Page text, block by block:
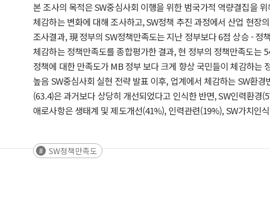
본 조사의 목적은 SW중심사회 이행을 위한 범국가적 역량결집을
체감하는 변화에 대해 조사하고, SW정책 추진 과정에서 산업 현장
조사결과, 現 정부의 SW정책만족도는 지난 정부보다 6점 상승 -
체감하는 정책만족도를 종합평가한 결과, 현 정부의 정책만족도
정책에 대한 만족도가 MB 정부 보다 크게 향상 국민들이 체감하는
높음 SW중심사회 실현 전략 발표 이후, 업계에서 체감하는 SW환
(63.4)은 과거보다 상당히 개선되었다고 인식한 반면, SW인력환
애로사항은 생태계 및 제도개선(41%), 인력관련(19%), SW가치인
SW정책만족도